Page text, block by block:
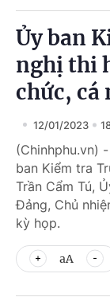
Ủy ban
nghị thi
chức, cá
12/01/2023
(Chinhphu.vn)
ban Kiểm tra
Trần Cẩm Tú,
Đảng, Chủ
kỳ họp.
aA